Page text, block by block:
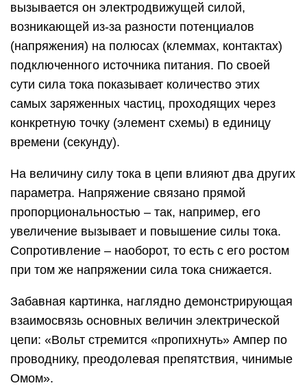
вызывается он электродвижущей силой,
возникающей из-за разности потенциалов
(напряжения) на полюсах (клеммах, контактах)
подключенного источника питания. По своей
сути сила тока показывает количество этих
самых заряженных частиц, проходящих через
конкретную точку (элемент схемы) в единицу
времени (секунду).
На величину силу тока в цепи влияют два других
параметра. Напряжение связано прямой
пропорциональностью – так, например, его
увеличение вызывает и повышение силы тока.
Сопротивление – наоборот, то есть с его ростом
при том же напряжении сила тока снижается.
Забавная картинка, наглядно демонстрирующая
взаимосвязь основных величин электрической
цепи: «Вольт стремится «пропихнуть» Ампер по
проводнику, преодолевая препятствия, чинимые
Омом».